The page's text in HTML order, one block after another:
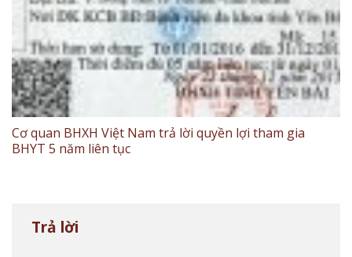
Cơ quan BHXH Việt Nam trả lời quyền lợi tham gia
BHYT 5 năm liên tục
Trả lời